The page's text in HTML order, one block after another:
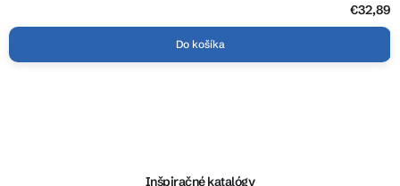
€32,89
Do košíka
Inšpiračné katalógy